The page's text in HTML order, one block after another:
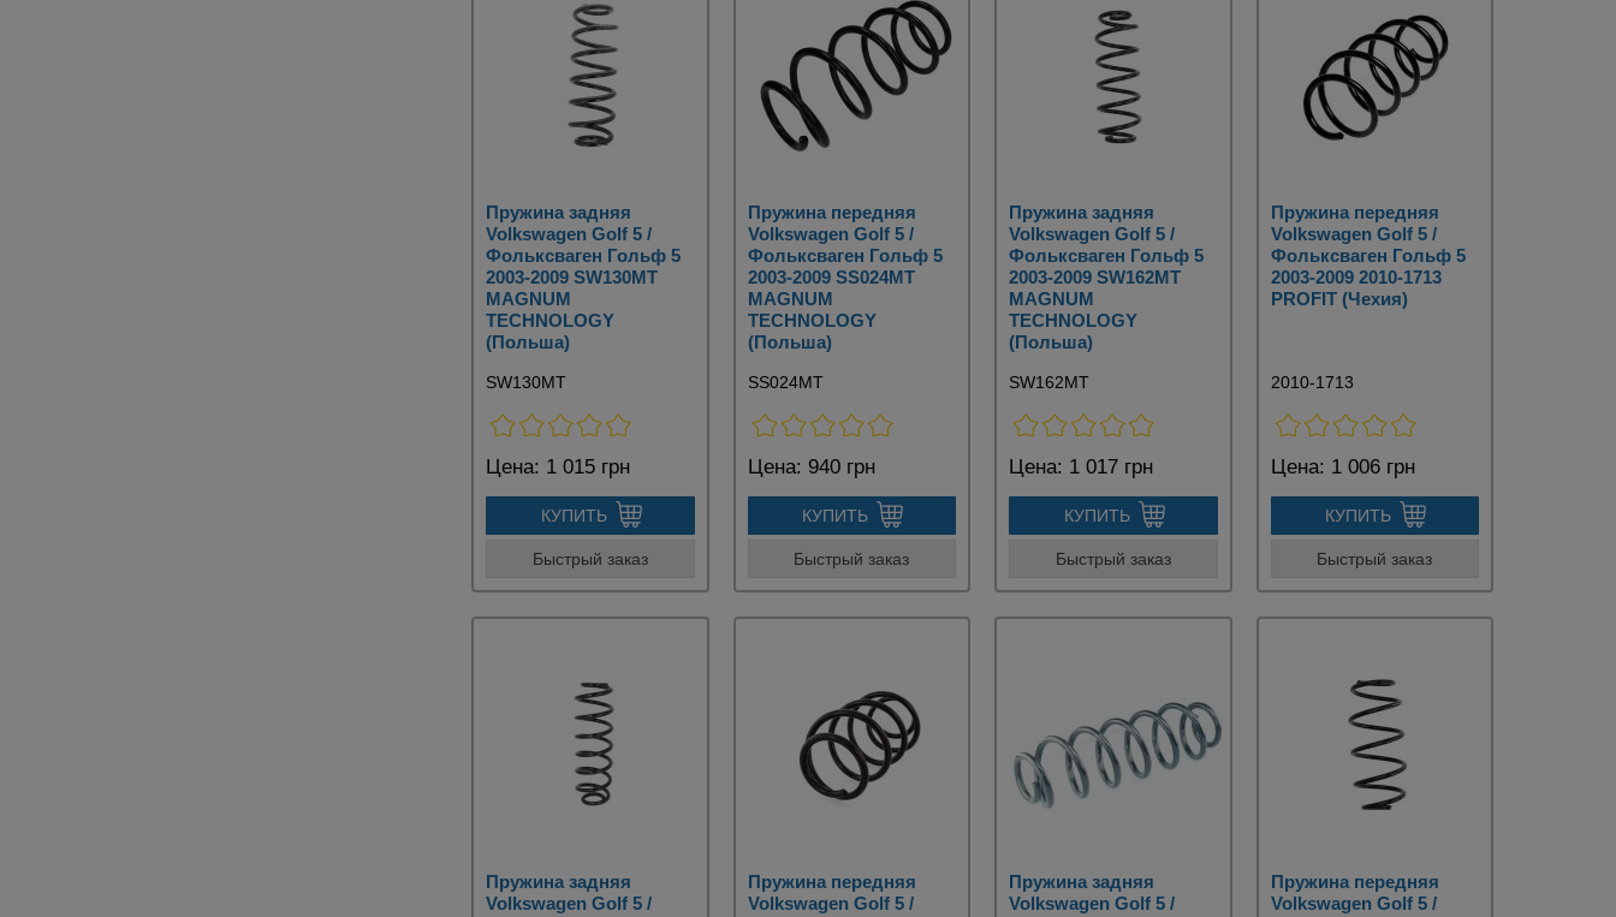
Пружина задняя
Volkswagen Golf 5 /
Фольксваген Гольф 5
2003-2009 SW130MT
MAGNUM
TECHNOLOGY
(Польша)
SW130MT
Цена: 1 015 грн
КУПИТЬ
Быстрый заказ
Пружина передняя
Volkswagen Golf 5 /
Фольксваген Гольф 5
2003-2009 SS024MT
MAGNUM
TECHNOLOGY
(Польша)
SS024MT
Цена: 940 грн
КУПИТЬ
Быстрый заказ
Пружина задняя
Volkswagen Golf 5 /
Фольксваген Гольф 5
2003-2009 SW162MT
MAGNUM
TECHNOLOGY
(Польша)
SW162MT
Цена: 1 017 грн
КУПИТЬ
Быстрый заказ
Пружина передняя
Volkswagen Golf 5 /
Фольксваген Гольф 5
2003-2009 2010-1713
PROFIT (Чехия)
2010-1713
Цена: 1 006 грн
КУПИТЬ
Быстрый заказ
Пружина задняя
Volkswagen Golf 5 /
Пружина передняя
Volkswagen Golf 5 /
Пружина задняя
Volkswagen Golf 5 /
Пружина передняя
Volkswagen Golf 5 /